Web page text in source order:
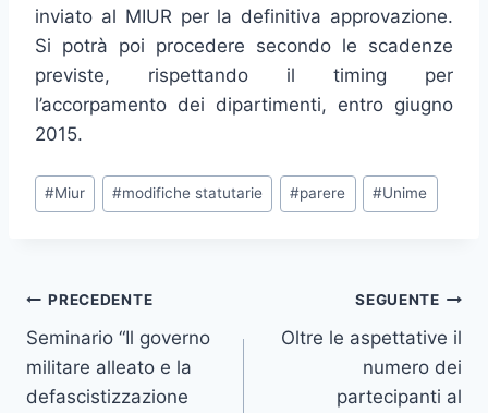
inviato al MIUR per la definitiva approvazione.
Si potrà poi procedere secondo le scadenze
previste, rispettando il timing per
l’accorpamento dei dipartimenti, entro giugno
2015.
Tag
articolo:
#Miur #modifiche statutarie #parere #Unime
Navigazione
articoli
PRECEDENTE
Seminario “Il governo
militare alleato e la
defascistizzazione
SEGUENTE
Oltre le aspettative il
numero dei
partecipanti al